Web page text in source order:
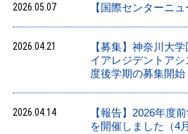
2026.05.07 【国際センターニュ
2026.04.21
【募集】神奈川大
イアレジデントア
度後学期の募集開始
2026.04.14
【報告】2026年度
を開催しました（4